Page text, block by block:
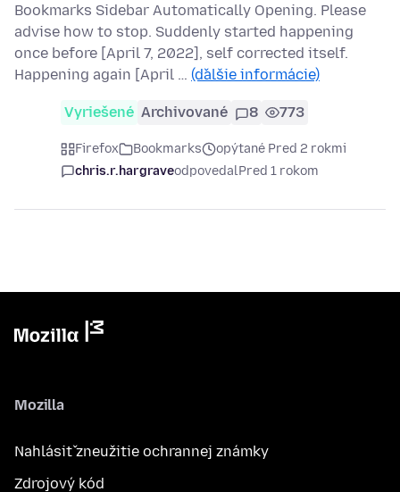
Bookmarks Sidebar Automatically Opening. Please
advise how to stop. Suddenly started happening
once before [April 7, 2022], self corrected itself.
Happening again [April … (ďalšie informácie)
Vyriešené Archivované 8 773
Firefox Bookmarks
opýtané Pred 2 rokmi
chris.r.hargraveodpovedalPred 1 rokom
Mozilla
Nahlásiť zneužitie ochrannej známky
Zdrojový kód